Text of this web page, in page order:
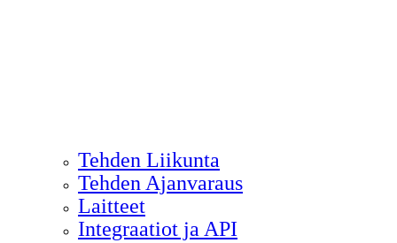
Tehden Liikunta
Tehden Ajanvaraus
Laitteet
Integraatiot ja API